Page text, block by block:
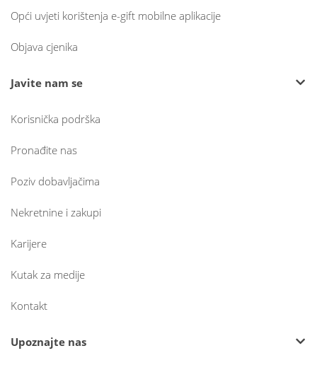
Opći uvjeti korištenja e-gift mobilne aplikacije
Objava cjenika
Javite nam se
Korisnička podrška
Pronađite nas
Poziv dobavljačima
Nekretnine i zakupi
Karijere
Kutak za medije
Kontakt
Upoznajte nas